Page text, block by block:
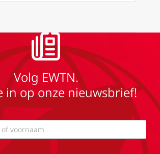
Volg EWTN.
in op onze nieuwsbrief!